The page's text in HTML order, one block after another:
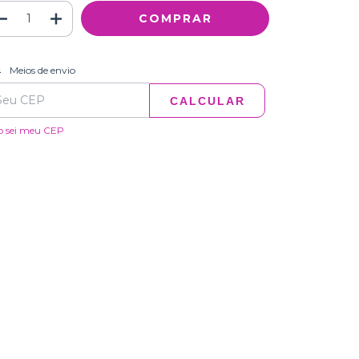
para o CEP:
Meios de envio
CALCULAR
sei meu CEP